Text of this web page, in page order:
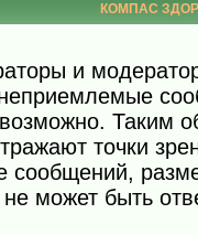
КОМПАС
и
Таким
точки
сообщений,
может быть